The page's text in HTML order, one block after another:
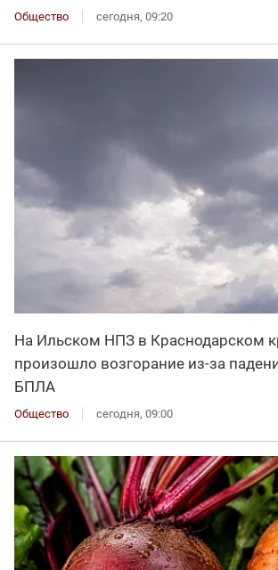
Общество сегодня, 09:20
На Ильском НПЗ в Краснодарском
произошло возгорание из-за
БПЛА
Общество сегодня, 09:00